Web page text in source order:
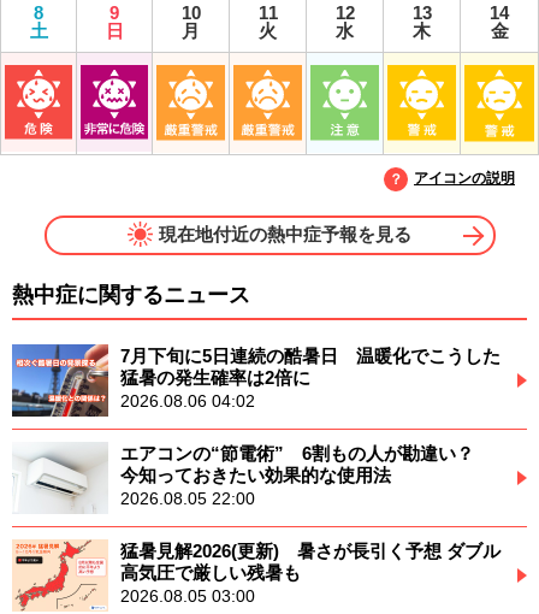
8
土
9
日
10
月
11
火
12
水
13
木
14
金
アイコンの説明
現在地付近の熱中症予報を見る
熱中症に関するニュース
7月下旬に5日連続の酷暑日 温暖化でこうした
猛暑の発生確率は2倍に
2026.08.06 04:02
エアコンの“節電術” 6割もの人が勘違い？
今知っておきたい効果的な使用法
2026.08.05 22:00
猛暑見解2026(更新) 暑さが長引く予想 ダブル
高気圧で厳しい残暑も
2026.08.05 03:00